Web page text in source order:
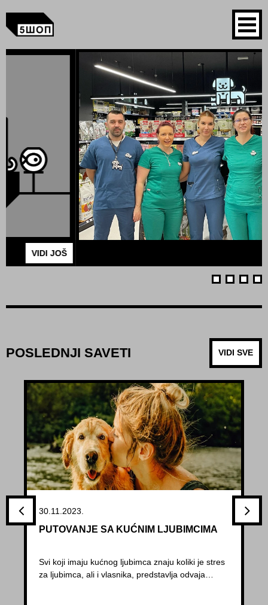
POSLEDNJI SAVETI VIDI SVE
30.11.2023.
PUTOVANJE SA KUĆNIM LJUBIMCIMA
Svi koji imaju kućnog ljubimca znaju koliki je stres
za ljubimca, ali i vlasnika, predstavlja odvaja…